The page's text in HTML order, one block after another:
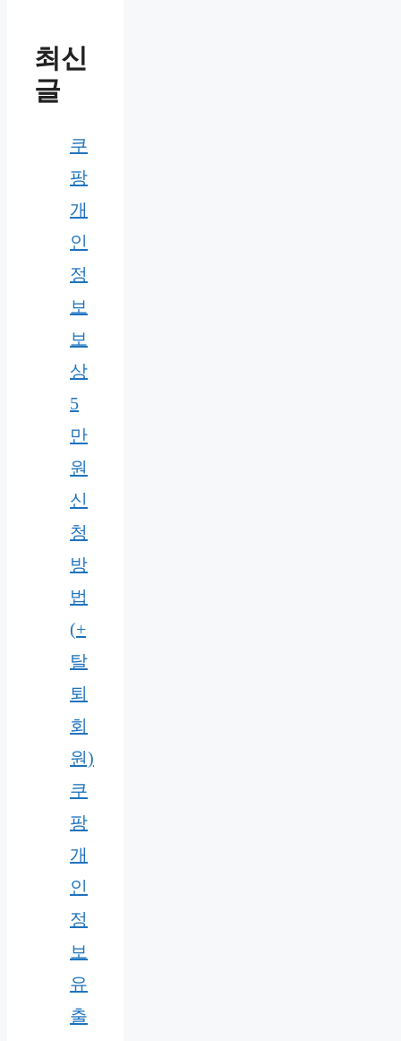
최신
글
쿠
팡
개
인
정
보
보
상
5
만
원
신
청
방
법
(+
탈
퇴
회
원)
쿠
팡
개
인
정
보
유
출